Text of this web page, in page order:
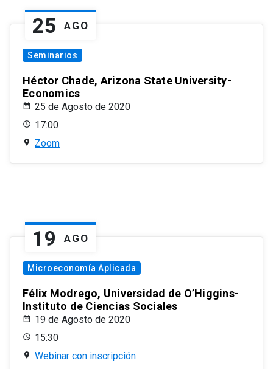
25 AGO
Seminarios
Héctor Chade, Arizona State University-
Economics
25 de Agosto de 2020
17:00
Zoom
19 AGO
Microeconomía Aplicada
Félix Modrego, Universidad de O’Higgins-
Instituto de Ciencias Sociales
19 de Agosto de 2020
15:30
Webinar con inscripción